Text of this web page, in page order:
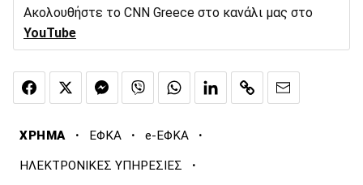
Ακολουθήστε το CNN Greece στο κανάλι μας στο
YouTube
ΧΡΗΜΑ · ΕΦΚΑ · e-ΕΦΚΑ ·
ΗΛΕΚΤΡΟΝΙΚΕΣ ΥΠΗΡΕΣΙΕΣ ·